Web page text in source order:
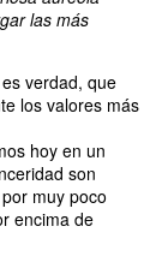
las más
verdad, que
los valores más
hoy en un
son
muy poco
encima de